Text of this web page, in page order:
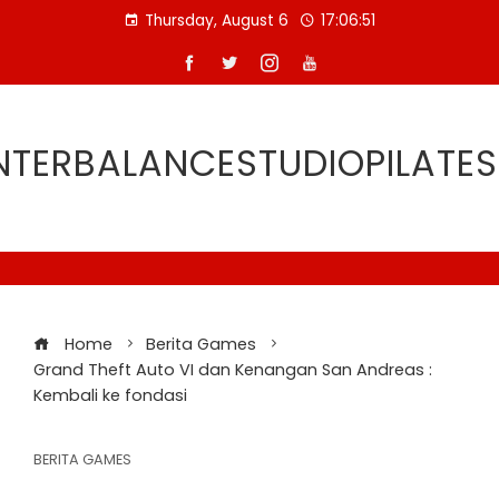
Thursday, August 6 17:06:51
Home
Berita Games
Grand Theft Auto VI dan Kenangan San Andreas :
Kembali ke fondasi
BERITA GAMES